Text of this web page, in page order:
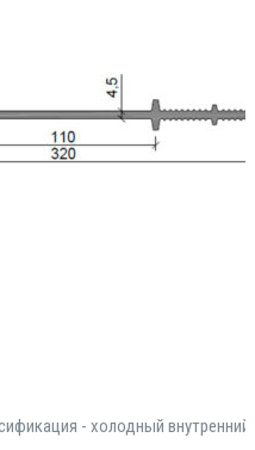
шпонка ХВН-320 (2х8)
иненерно - строительных
специально для
- холодный